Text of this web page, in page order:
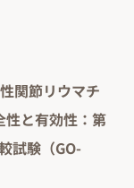
関節リウマチ
性と有効性：第
試験（GO-